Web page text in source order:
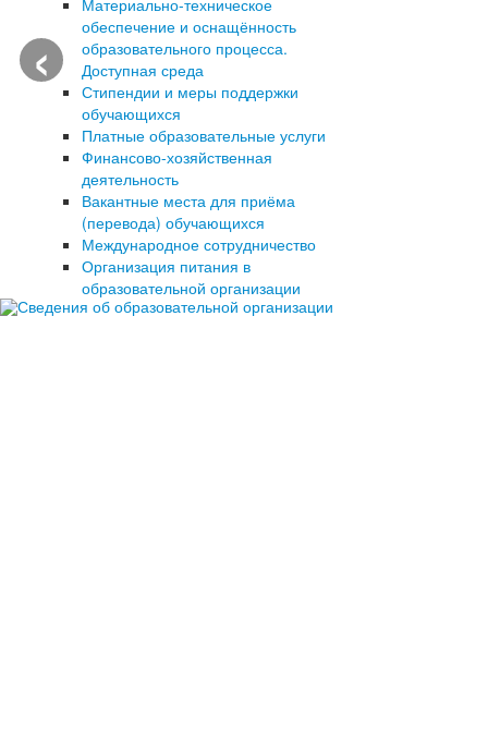
Материально-техническое
обеспечение и оснащённость
образовательного процесса.
Доступная среда
Стипендии и меры поддержки
обучающихся
Платные образовательные услуги
Финансово-хозяйственная
деятельность
Вакантные места для приёма
(перевода) обучающихся
Международное сотрудничество
Организация питания в
образовательной организации
‹